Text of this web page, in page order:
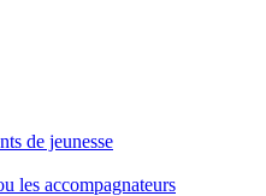
de jeunesse
les accompagnateurs